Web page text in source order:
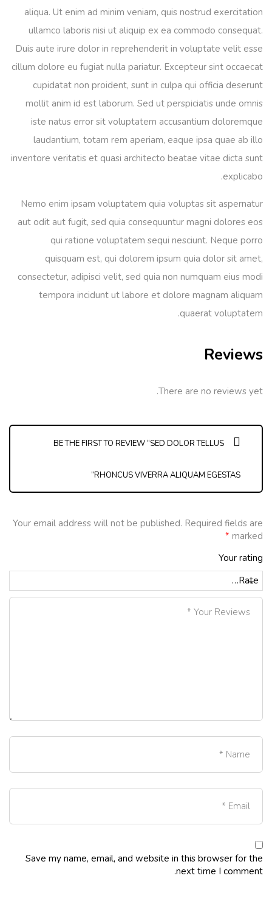
aliqua. Ut enim ad minim veniam, quis nostrud exercitation
ullamco laboris nisi ut aliquip ex ea commodo consequat.
Duis aute irure dolor in reprehenderit in voluptate velit esse
cillum dolore eu fugiat nulla pariatur. Excepteur sint occaecat
cupidatat non proident, sunt in culpa qui officia deserunt
mollit anim id est laborum. Sed ut perspiciatis unde omnis
iste natus error sit voluptatem accusantium doloremque
laudantium, totam rem aperiam, eaque ipsa quae ab illo
inventore veritatis et quasi architecto beatae vitae dicta sunt
explicabo.
Nemo enim ipsam voluptatem quia voluptas sit aspernatur
aut odit aut fugit, sed quia consequuntur magni dolores eos
qui ratione voluptatem sequi nesciunt. Neque porro
quisquam est, qui dolorem ipsum quia dolor sit amet,
consectetur, adipisci velit, sed quia non numquam eius modi
tempora incidunt ut labore et dolore magnam aliquam
quaerat voluptatem.
Reviews
There are no reviews yet.
BE THE FIRST TO REVIEW “SED DOLOR TELLUS
RHONCUS VIVERRA ALIQUAM EGESTAS”
Your email address will not be published. Required fields are
marked
*
Your rating
Save my name, email, and website in this browser for the
next time I comment.